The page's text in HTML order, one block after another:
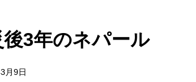
3年のネパール
月9日